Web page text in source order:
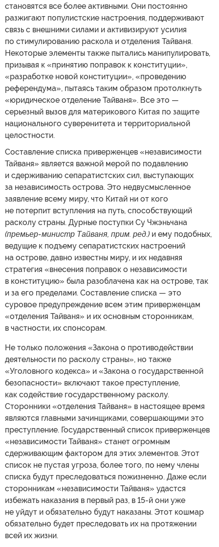
становятся все более активными. Они постоянно
разжигают популистские настроения, поддерживают
связь с внешними силами и активизируют усилия
по стимулированию раскола и отделения Тайваня.
Некоторые элементы также пытались манипулировать,
призывая к «принятию поправок к конституции»,
«разработке новой конституции», «проведению
референдума», пытаясь таким образом протолкнуть
«юридическое отделение Тайваня». Все это —
серьезный вызов для материкового Китая по защите
национального суверенитета и территориальной
целостности.
Составление списка приверженцев «независимости
Тайваня» является важной мерой по подавлению
и сдерживанию сепаратистских сил, выступающих
за независимость острова. Это недвусмысленное
заявление всему миру, что Китай ни от кого
не потерпит вступления на путь, способствующий
расколу страны. Дурные поступки Су Чжэньчана
(премьер-министр Тайваня, прим. ред.) и ему подобных,
ведущие к подъему сепаратистских настроений
на острове, давно известны миру, и их недавняя
стратегия «внесения поправок о независимости
в конституцию» была разоблачена как на острове, так
и за его пределами. Составление списка — это
суровое предупреждение всем этим приверженцам
«отделения Тайваня» и их основным сторонникам,
в частности, их спонсорам.
Не только положения «Закона о противодействии
деятельности по расколу страны», но также
«Уголовного кодекса» и «Закона о государственной
безопасности» включают такое преступление,
как содействие государственному расколу.
Сторонники «отделения Тайваня» в настоящее время
являются главными зачинщиками, совершающими это
преступление. Государственный список приверженцев
«независимости Тайваня» станет огромным
сдерживающим фактором для этих элементов. Этот
список не пустая угроза, более того, по нему члены
списка будут преследоваться пожизненно. Даже если
сторонникам «независимости Тайваня» удастся
избежать наказания в первый раз, в 15-й они уже
не уйдут и обязательно будут наказаны. Этот кошмар
обязательно будет преследовать их на протяжении
всей их жизни.